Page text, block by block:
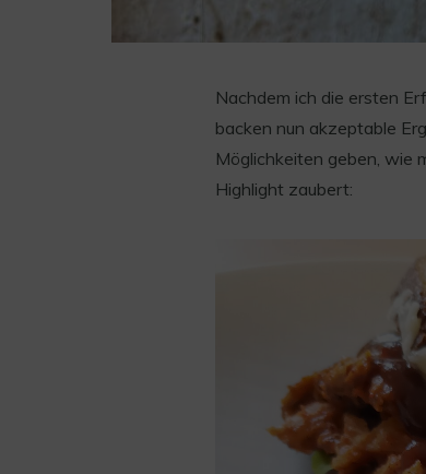
Nachdem ich die ersten
backen nun akzeptable
Möglichkeiten geben, wie
Highlight zaubert: